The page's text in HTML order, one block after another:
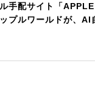
手配サイト「
プルワールドが、